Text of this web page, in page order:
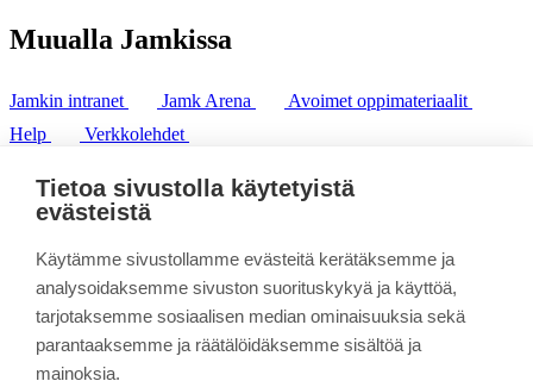
Muualla Jamkissa
Jamkin intranet Jamk Arena
Avoimet oppimateriaalit
Help
Verkkolehdet
puh. +358 20 743 8100
fax. +358 14 449 9694
Tietoa sivustolla käytetyistä
evästeistä
Käytämme sivustollamme evästeitä kerätäksemme ja
analysoidaksemme sivuston suorituskykyä ja käyttöä,
tarjotaksemme sosiaalisen median ominaisuuksia sekä
parantaaksemme ja räätälöidäksemme sisältöä ja
mainoksia.